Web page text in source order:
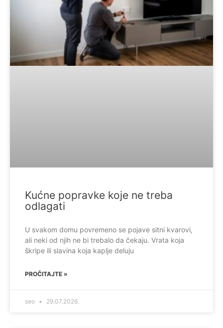
Kućne popravke koje ne treba
odlagati
U svakom domu povremeno se pojave sitni kvarovi,
ali neki od njih ne bi trebalo da čekaju. Vrata koja
škripe ili slavina koja kaplje deluju
PROČITAJTE »
seo 29.07.2026.